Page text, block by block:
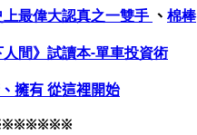
上最偉大認真之一雙手 、 棉棒
人間》試讀本-單車投資術
擁有 從這裡開始